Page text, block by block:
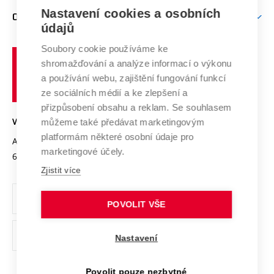
E-přihláška
Doktorské studium
Podpora podnikání
Mezinárodní vědecká rada
Systém zajišťování kvality výzkumu
Výzkumné infrastruktury
Transfer znalostí
Open Science
Projekty
Projekty ze strukturálních fondů
Specifický výzkum
Zahraniční spolupráce
Spolupráce se školami
Služby univerzity
Mezinárodní dohody
Univerzitní sítě
O UNIVERZITĚ
Profil univerzity
Udržitelná univerzita
Podnikavá univerzita / ContriBUTe
Bezpečná univerzita
Vyznamenání
Organizační struktura
Ochrana osobních údajů
odkaz)
učení
technické
VYSOKÉ UČENÍ TECHNICKÉ V BRNĚ
Antonínská 548/1
602 00 Brno
www.vut.cz
vut@vutbr.cz
Nastavení cookies a osobních
údajů
Soubory cookie používáme ke
shromažďování a analýze informací o výkonu
a používání webu, zajištění fungování funkcí
ze sociálních médií a ke zlepšení a
přizpůsobení obsahu a reklam. Se souhlasem
můžeme také předávat marketingovým
platformám některé osobní údaje pro
marketingové účely.
Zjistit více
POVOLIT VŠE
Nastavení
Povolit pouze nezbytné